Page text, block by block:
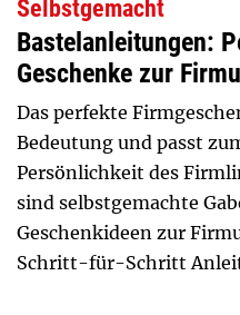
Selbstgemacht
Bastelanleitungen:
Geschenke zur
Das perfekte
Bedeutung und passt
Persönlichkeit des
sind selbstgemachte
Geschenkideen zur
Schritt-für-Schritt